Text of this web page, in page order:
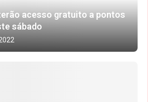
acesso gratuito a pontos
sábado